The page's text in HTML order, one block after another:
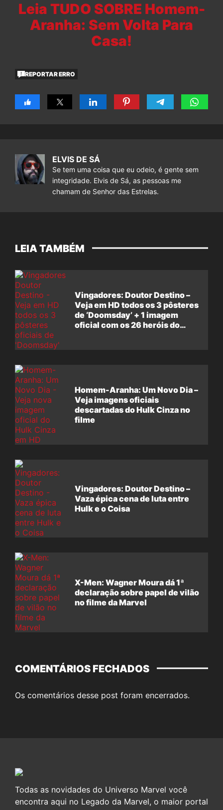
Leia TUDO SOBRE Homem-
Aranha: Sem Volta Para
Casa!
REPORTAR ERRO
ELVIS DE SÁ
Se tem uma coisa que eu odeio, é gente sem
integridade. Elvis de Sá, as pessoas me
chamam de Senhor das Estrelas.
LEIA TAMBÉM
Vingadores: Doutor Destino –
Veja em HD todos os 3 pôsteres
de ‘Doomsday’ + 1 imagem
oficial com os 26 heróis do
Homem-Aranha: Um Novo Dia –
Veja imagens oficiais
descartadas do Hulk Cinza no
filme
Vingadores: Doutor Destino –
Vaza épica cena de luta entre
Hulk e o Coisa
X-Men: Wagner Moura dá 1ª
declaração sobre papel de vilão
no filme da Marvel
COMENTÁRIOS FECHADOS
Os comentários desse post foram encerrados.
Todas as novidades do Universo Marvel você
encontra aqui no Legado da Marvel, o maior portal